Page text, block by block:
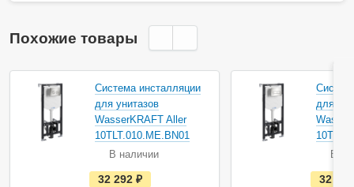
Похожие товары
Система инсталляции
для унитазов
WasserKRAFT Aller
10TLT.010.ME.BN01
В наличии
е
32 292
для
В
32